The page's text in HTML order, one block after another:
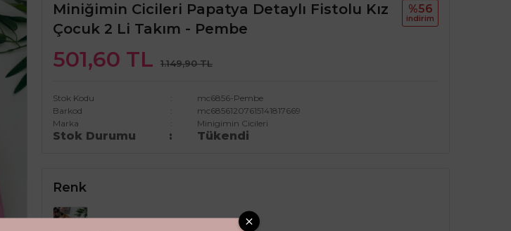
Miniğimin Cicileri Papatya Detaylı Fistolu Kız
Çocuk 2 Li Takım - Pembe
501,60 TL 1.149,90 TL
%56
i̇ndi̇ri̇m
Stok Kodu
mc6856-Pembe
Barkod
mc68561207615141817669
Marka
Minigimin Cicileri
Stok Durumu Tükendi
Renk